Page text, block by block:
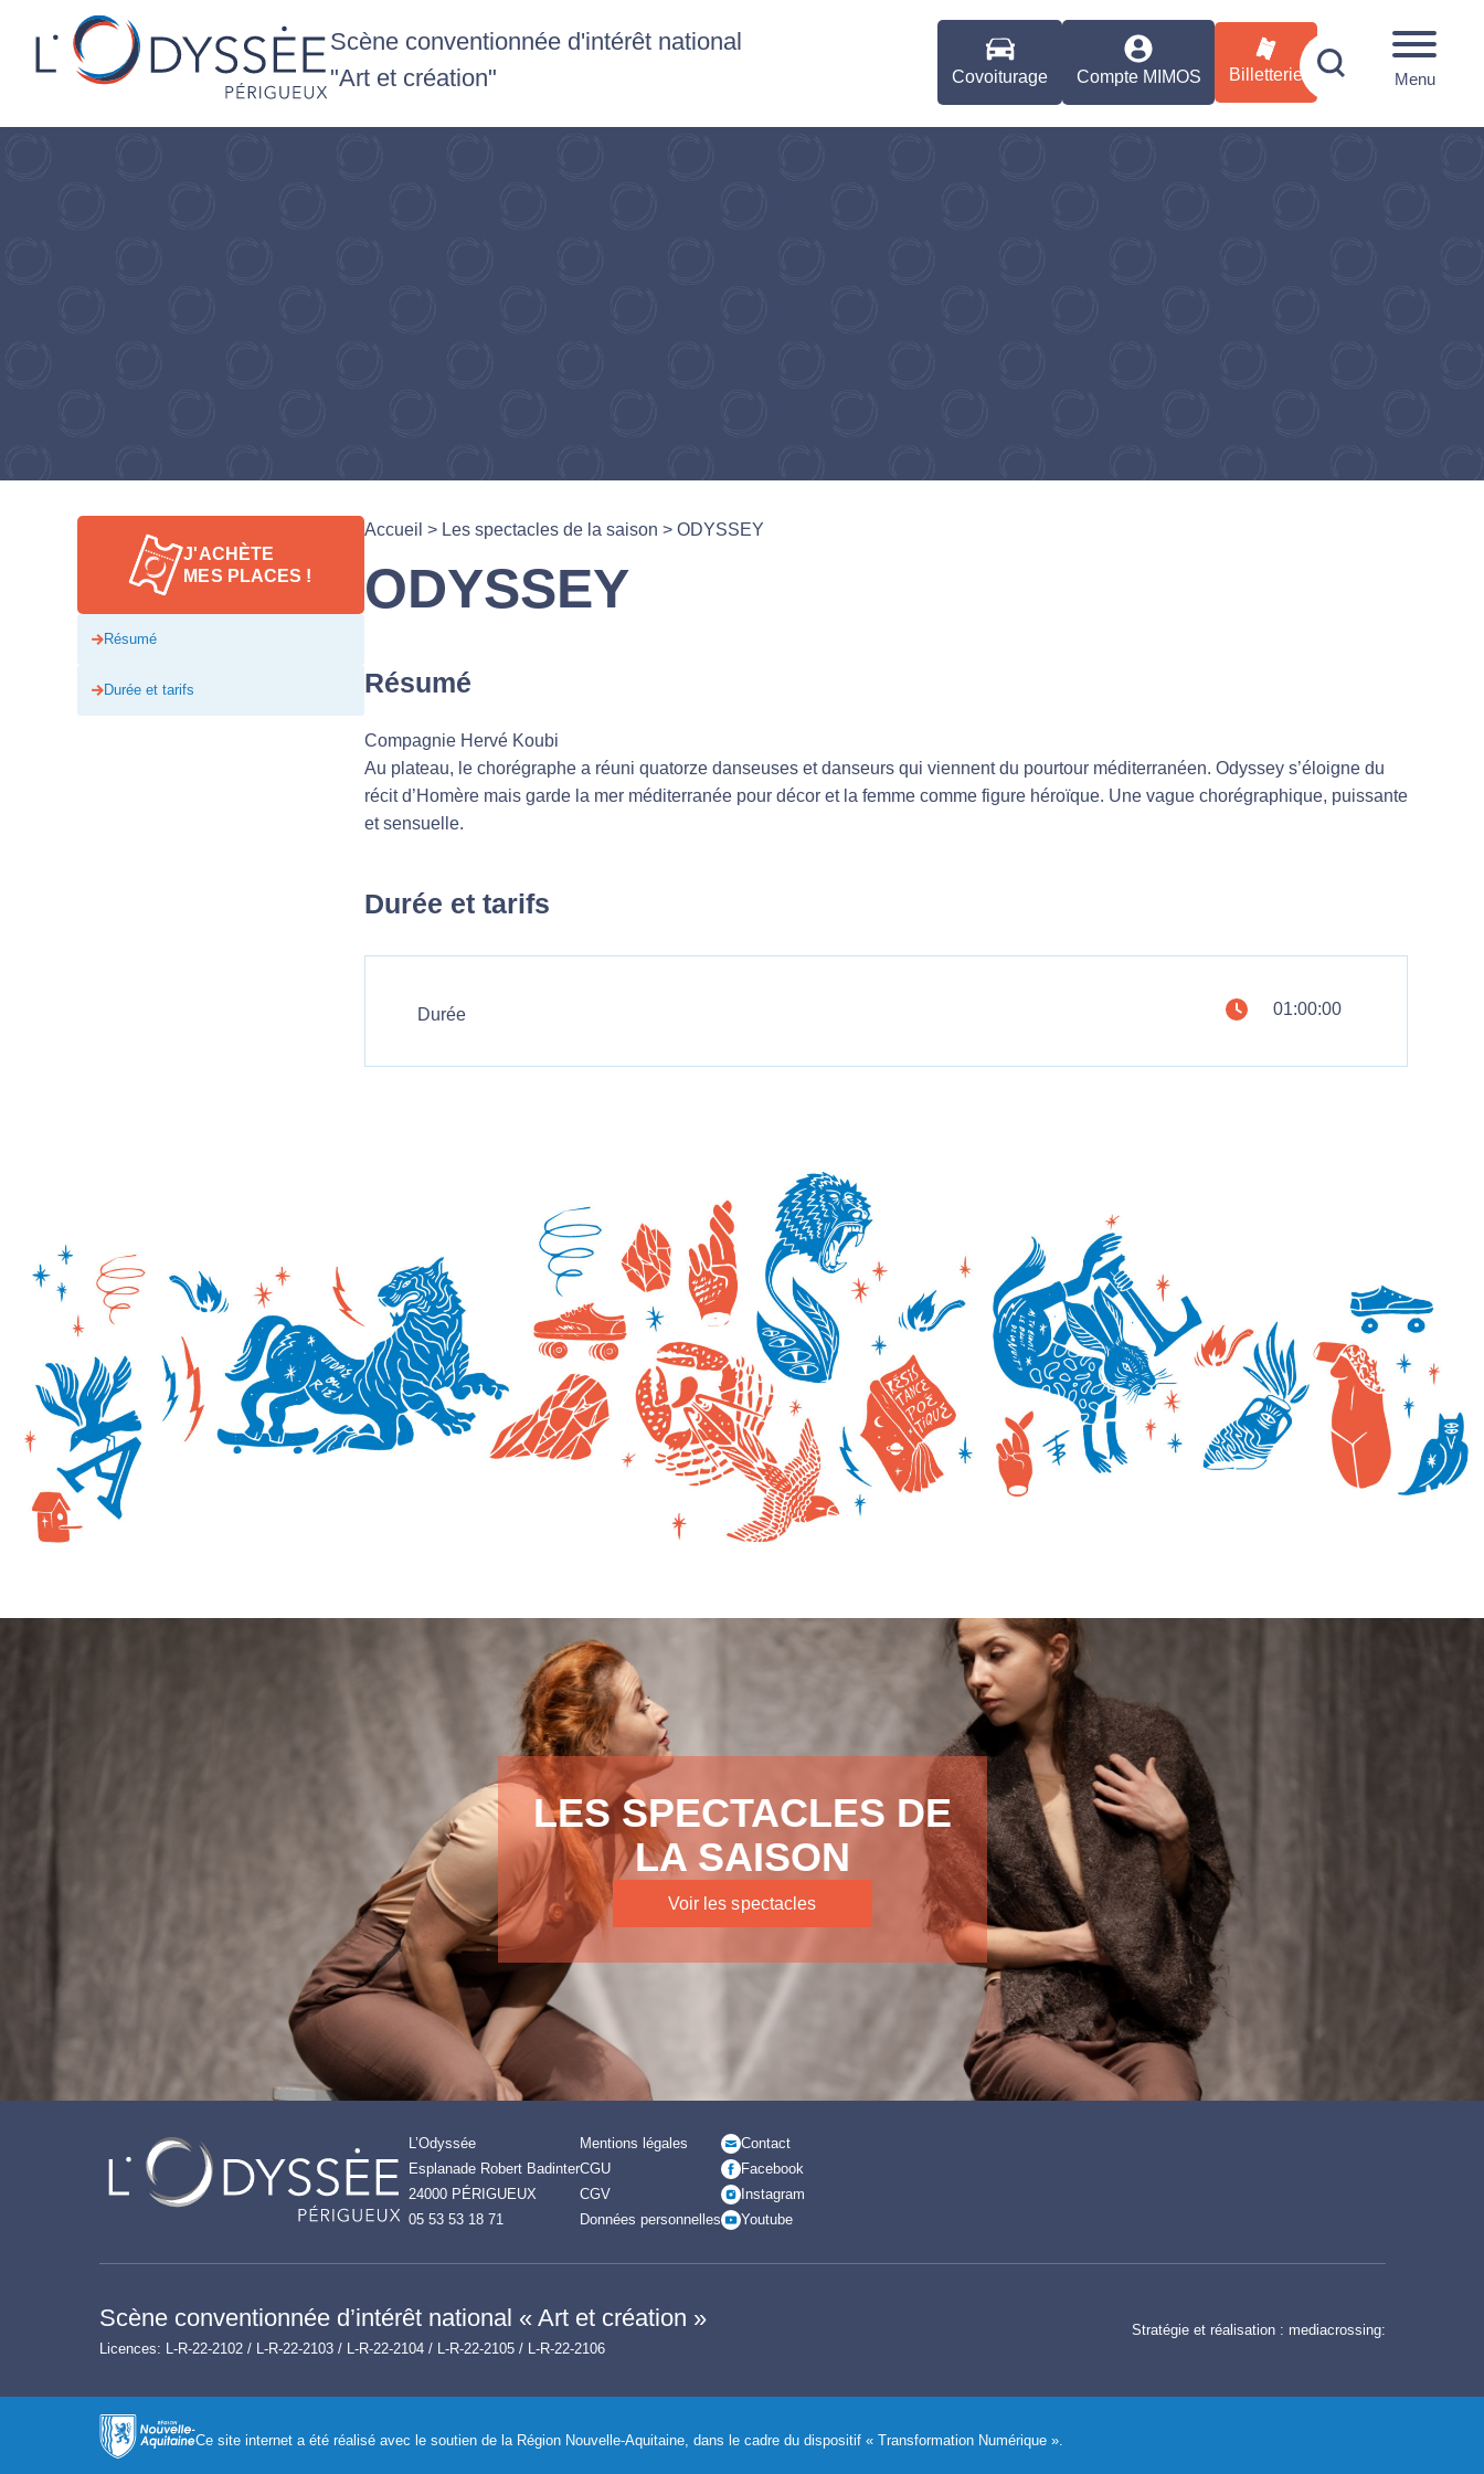
Scène conventionnée d'intérêt national
"Art et création"
Covoiturage Compte MIMOS Billetterie Menu
J'ACHÈTE
MES PLACES !
Résumé
Durée et tarifs
Accueil > Les spectacles de la saison > ODYSSEY
ODYSSEY
Résumé
Compagnie Hervé Koubi
Au plateau, le chorégraphe a réuni quatorze danseuses et danseurs qui viennent du pourtour méditerranéen. Odyssey s’éloigne du
récit d’Homère mais garde la mer méditerranée pour décor et la femme comme figure héroïque. Une vague chorégraphique, puissante
et sensuelle.
Durée et tarifs
Durée 01:00:00
LES SPECTACLES DE
LA SAISON
Voir les spectacles
L’Odyssée
Esplanade Robert Badinter
24000 PÉRIGUEUX
05 53 53 18 71
Mentions légales
CGU
CGV
Données personnelles
Contact
Facebook
Instagram
Youtube
Scène conventionnée d’intérêt national « Art et création »
Licences: L-R-22-2102 / L-R-22-2103 / L-R-22-2104 / L-R-22-2105 / L-R-22-2106
Stratégie et réalisation : mediacrossing:
Ce site internet a été réalisé avec le soutien de la Région Nouvelle-Aquitaine, dans le cadre du dispositif « Transformation Numérique ».